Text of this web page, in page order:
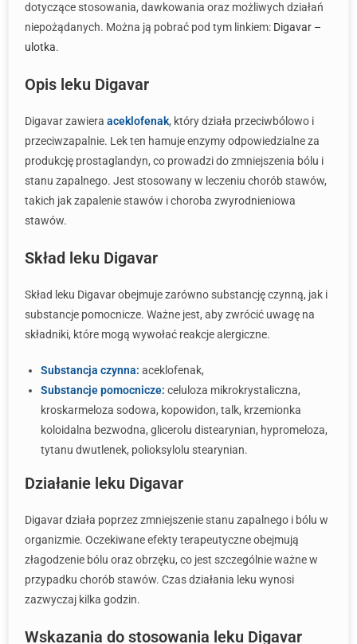
dotyczące stosowania, dawkowania oraz możliwych działań
niepożądanych. Można ją pobrać pod tym linkiem: Digavar –
ulotka.
Opis leku Digavar
Digavar zawiera aceklofenak, który działa przeciwbólowo i
przeciwzapalnie. Lek ten hamuje enzymy odpowiedzialne za
produkcję prostaglandyn, co prowadzi do zmniejszenia bólu i
stanu zapalnego. Jest stosowany w leczeniu chorób stawów,
takich jak zapalenie stawów i choroba zwyrodnieniowa
stawów.
Skład leku Digavar
Skład leku Digavar obejmuje zarówno substancję czynną, jak i
substancje pomocnicze. Ważne jest, aby zwrócić uwagę na
składniki, które mogą wywołać reakcje alergiczne.
Substancja czynna: aceklofenak,
Substancje pomocnicze: celuloza mikrokrystaliczna,
kroskarmeloza sodowa, kopowidon, talk, krzemionka
koloidalna bezwodna, glicerolu distearynian, hypromeloza,
tytanu dwutlenek, polioksylolu stearynian.
Działanie leku Digavar
Digavar działa poprzez zmniejszenie stanu zapalnego i bólu w
organizmie. Oczekiwane efekty terapeutyczne obejmują
złagodzenie bólu oraz obrzęku, co jest szczególnie ważne w
przypadku chorób stawów. Czas działania leku wynosi
zazwyczaj kilka godzin.
Wskazania do stosowania leku Digavar